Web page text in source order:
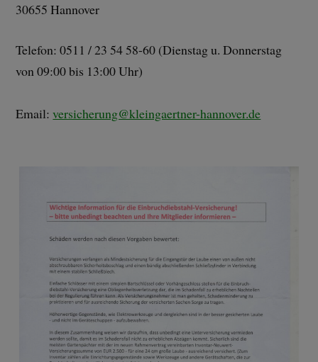
30655 Hannover
Telefon: 0511 / 23 54 58-60 (Dienstag u. Donnerstag
von 09:00 bis 13:00 Uhr)
Email:versicherung@kleingaertner-hannover.de